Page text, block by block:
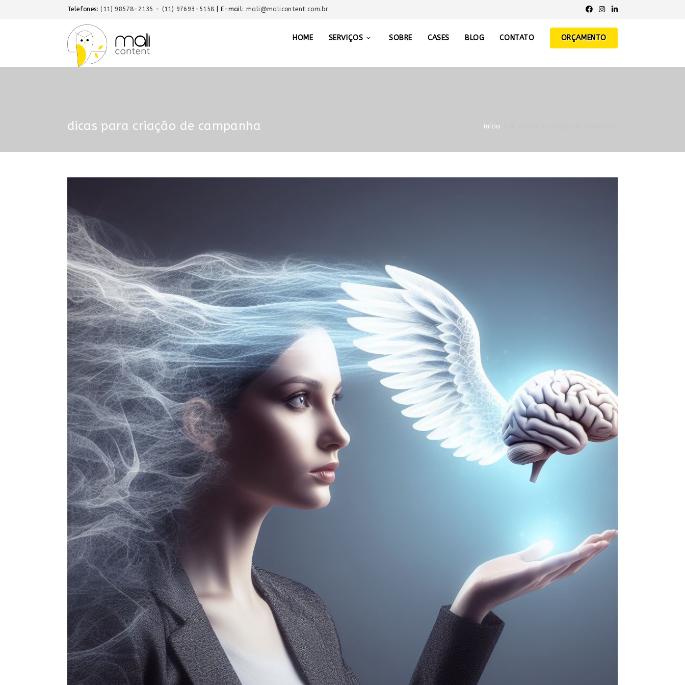
Telefones: (11) 98578-2135 - (11) 97693-5158 | E-mail:mali@malicontent.com.br
HOME SERVIÇOS SOBRE CASES BLOG CONTATO ORÇAMENTO
dicas para criação de campanha Início